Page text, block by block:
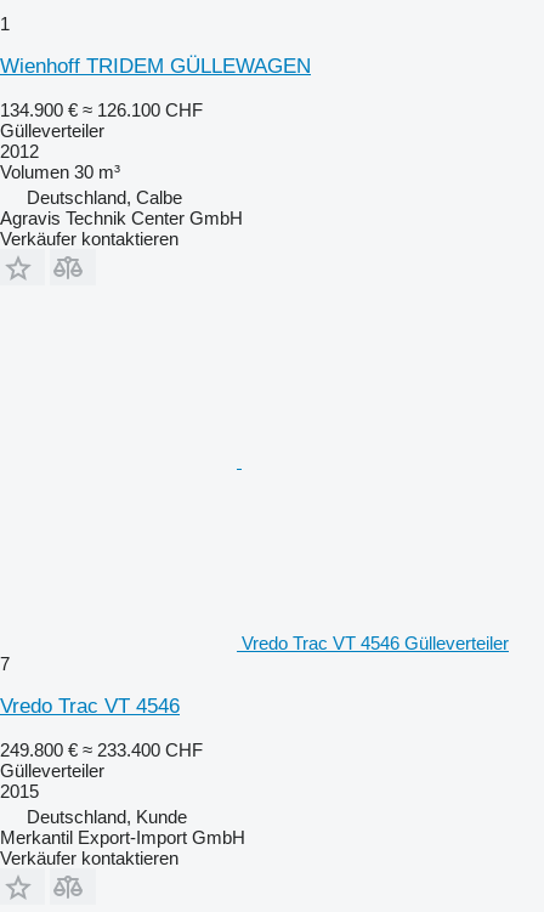
1
Wienhoff TRIDEM GÜLLEWAGEN
134.900 € ≈ 126.100 CHF
Gülleverteiler
2012
Volumen 30 m³
Deutschland, Calbe
Agravis Technik Center GmbH
Verkäufer kontaktieren
Vredo Trac VT 4546 Gülleverteiler
7
Vredo Trac VT 4546
249.800 € ≈ 233.400 CHF
Gülleverteiler
2015
Deutschland, Kunde
Merkantil Export-Import GmbH
Verkäufer kontaktieren